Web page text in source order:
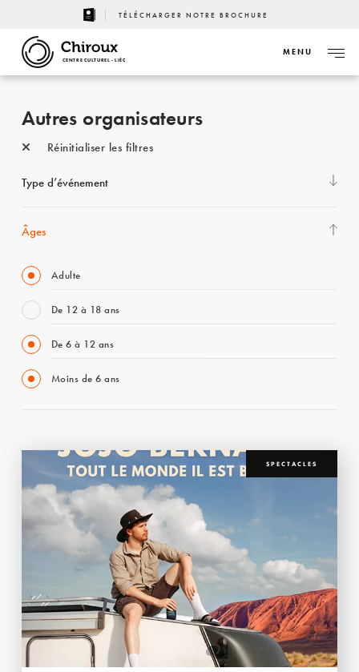
TÉLÉCHARGER NOTRE BROCHURE
CENTRE CULTUREL - LIÈGE
MENU
Autres organisateurs
Réinitialiser les filtres
Type d’événement
Âges
Adulte
De 12 à 18 ans
De 6 à 12 ans
Moins de 6 ans
SPECTACLES